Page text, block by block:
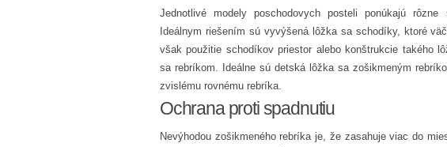
Jednotlivé modelyposchodovych posteli ponúkajú rôzne
Ideálnym riešením sú vyvýšená lôžka sa schodíky, ktoré
však použitie schodíkov priestor alebo konštrukcie takého
sa rebríkom. Ideálne sú detská lôžka sa zošikmeným
zvislému rovnému rebríka.
Ochrana proti spadnutiu
Nevýhodou zošikmeného rebríka je, že zasahuje viac do